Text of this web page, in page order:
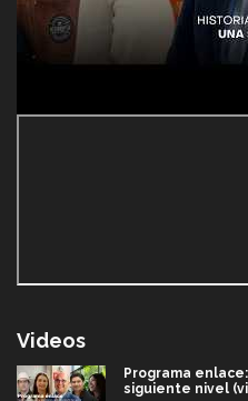
Videos
Programa
siguiente nivel